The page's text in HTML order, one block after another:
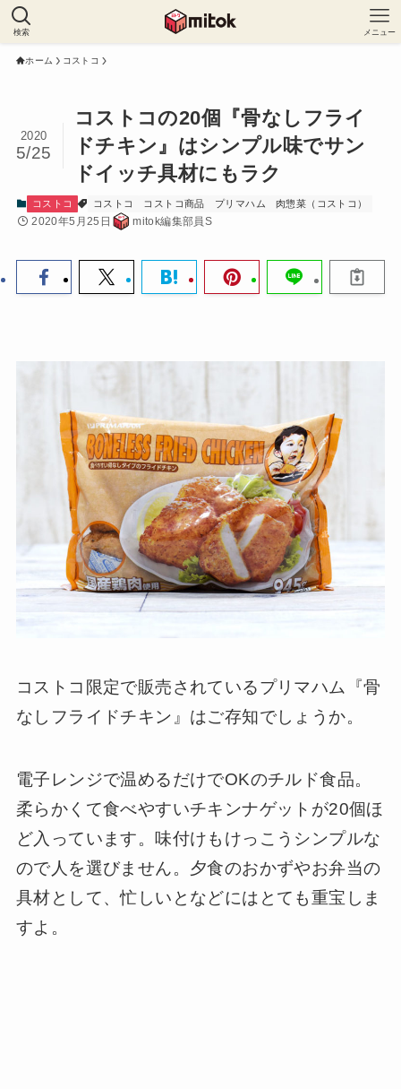
検索 メニュー
ホーム コストコ
コストコの20個『骨なしフライ
ドチキン』はシンプル味でサン
ドイッチ具材にもラク
2020
5/25
コストコ コストコ コストコ商品 プリマハム 肉惣菜（コストコ）
2020年5月25日 mitok編集部員S
コストコ限定で販売されているプリマハム『骨
なしフライドチキン』はご存知でしょうか。
電子レンジで温めるだけでOKのチルド食品。
柔らかくて食べやすいチキンナゲットが20個ほ
ど入っています。味付けもけっこうシンプルな
ので人を選びません。夕食のおかずやお弁当の
具材として、忙しいとなどにはとても重宝しま
すよ。